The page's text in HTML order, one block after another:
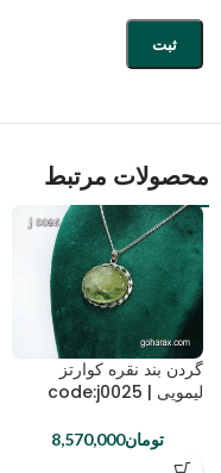
محصولات مرتبط
گردن بند نقره کوارتز
لیمویی | code:j0025
تومان8,570,000